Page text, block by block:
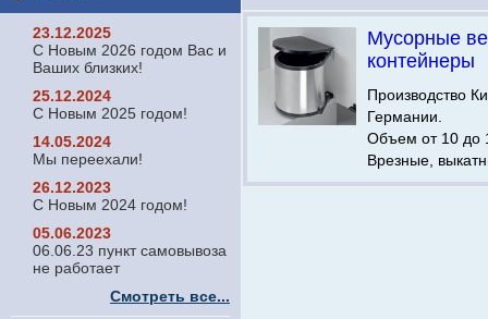
23.12.2025
С Новым 2026 годом Вас и
Ваших близких!
25.12.2024
С Новым 2025 годом!
14.05.2024
Мы переехали!
26.12.2023
С Новым 2024 годом!
05.06.2023
06.06.23 пункт самовывоза
не работает
Смотреть все...
Мусорные
контейнеры
Производство
Германии.
Объем от 10 до
Врезные,